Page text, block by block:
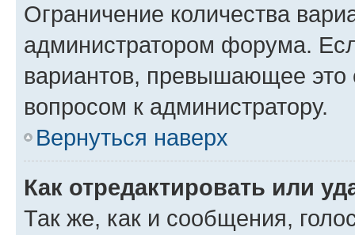
Ограничение количества
администратором форума.
вариантов, превышающее это
вопросом к администратору.
Вернуться наверх
Как отредактировать или
Так же, как и сообщения,